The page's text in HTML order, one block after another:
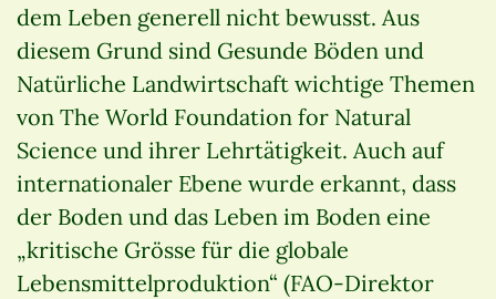
dem Leben generell nicht bewusst. Aus
diesem Grund sind Gesunde Böden und
Natürliche Landwirtschaft wichtige Themen
von The World Foundation for Natural
Science und ihrer Lehrtätigkeit. Auch auf
internationaler Ebene wurde erkannt, dass
der Boden und das Leben im Boden eine
„kritische Grösse für die globale
Lebensmittelproduktion“ (FAO-Direktor